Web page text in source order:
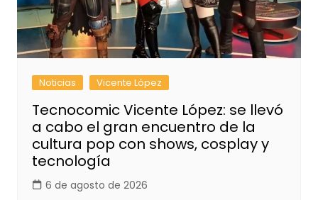
Noticias Vicente López
Tecnocomic Vicente López: se llevó
a cabo el gran encuentro de la
cultura pop con shows, cosplay y
tecnología
6 de agosto de 2026